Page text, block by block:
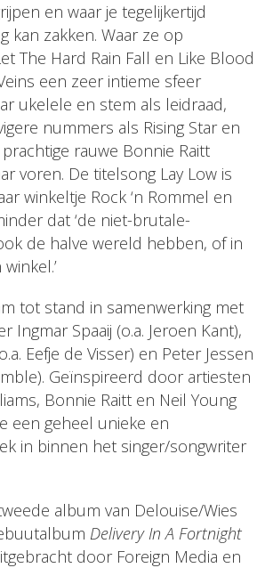
en waar je tegelijkertijd
kan zakken. Waar ze op
The Hard Rain Fall en Like Blood
een zeer intieme sfeer
ukelele en stem als leidraad,
nummers als Rising Star en
rauwe Bonnie Raitt
voren. De titelsong Lay Low is
winkeltje Rock ‘n Rommel en
dat ‘de niet-brutale-
de halve wereld hebben, of in
tot stand in samenwerking met
Ingmar Spaaij (o.a. Jeroen Kant),
Eefje de Visser) en Peter Jessen
Geïnspireerd door artiesten
Bonnie Raitt en Neil Young
een geheel unieke en
in binnen het singer/songwriter
album van Delouise/Wies
Delivery In A Fortnight
door Foreign Media en